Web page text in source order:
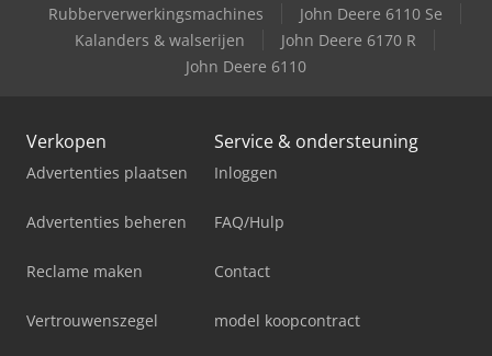
Rubberverwerkingsmachines
John Deere 6110 Se
Kalanders & walserijen
John Deere 6170 R
John Deere 6110
Verkopen
Advertenties plaatsen
Advertenties beheren
Reclame maken
Vertrouwenszegel
Service & ondersteuning
Inloggen
FAQ/Hulp
Contact
model koopcontract